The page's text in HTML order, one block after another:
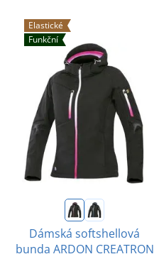
Elastické
Funkční
Dámská softshellová
bunda ARDON CREATRON